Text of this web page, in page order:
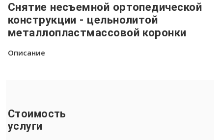
Снятие несъемной ортопедической
конструкции - цельнолитой
металлопластмассовой коронки
Описание
Стоимость
услуги